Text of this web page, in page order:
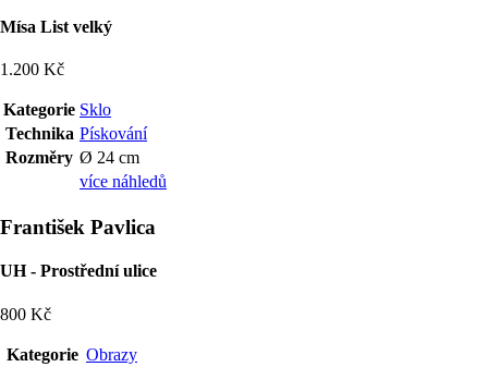
Mísa List velký
1.200 Kč
Kategorie Sklo
Technika Pískování
Rozměry Ø 24 cm
více náhledů
František Pavlica
UH - Prostřední ulice
800 Kč
Kategorie Obrazy